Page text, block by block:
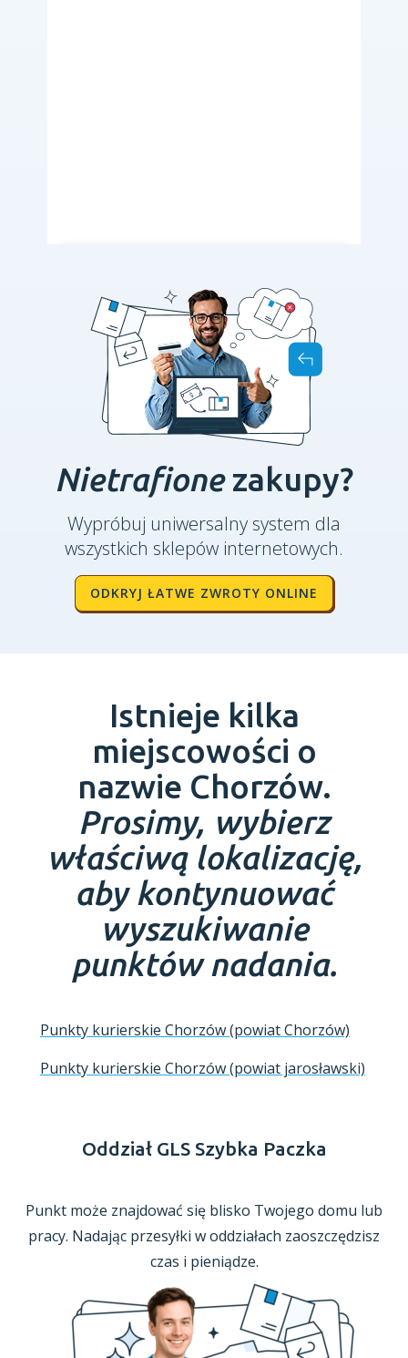
Nietrafionezakupy?
Wypróbuj uniwersalny system dla
wszystkich sklepów internetowych.
ODKRYJ ŁATWE ZWROTY ONLINE
Istnieje kilka
miejscowości o
nazwie Chorzów.
Prosimy, wybierz
właściwą lokalizację,
aby kontynuować
wyszukiwanie
punktów nadania.
Punkty kurierskie Chorzów (powiat Chorzów)
Punkty kurierskie Chorzów (powiat jarosławski)
Oddział GLS Szybka Paczka
Punkt może znajdować się blisko Twojego domu lub
pracy. Nadając przesyłki w oddziałach zaoszczędzisz
czas i pieniądze.